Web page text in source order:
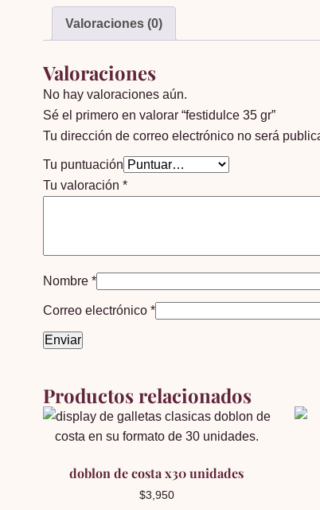
Valoraciones (0)
Valoraciones
No hay valoraciones aún.
Sé el primero en valorar “festidulce 35 gr”
Tu dirección de correo electrónico no será
Tu puntuación
Tu valoración *
Nombre *
Correo electrónico *
Productos relacionados
doblon de costa x30 unidades
$3,950